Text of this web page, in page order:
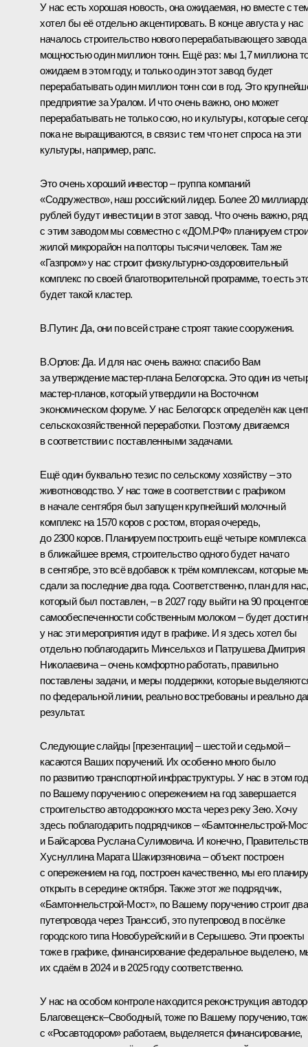
У нас есть хорошая новость, она ожидаемая, но вместе с
хотел бы её отдельно акцентировать. В конце августа у нас
началось строительство нового перерабатывающего завода
мощностью один миллион тонн. Ещё раз: мы 1,7 миллиона
ожидаем в этом году, и только один этот завод будет
перерабатывать один миллион тонн сои в год. Это
предприятие за Уралом. И что очень важно, оно может
перерабатывать не только сою, но и культуры, которые
пока не выращиваются, в связи с тем что нет спроса на эти
культуры, например, рапс.
Это очень хороший инвестор – группа компаний
«Содружество», наш российский лидер. Более 20
рублей будут инвестиции в этот завод. Что очень важно,
с этим заводом мы совместно с «ДОМ.РФ» планируем
жилой микрорайон на полторы тысячи человек. Там же
«Газпром» у нас строит физкультурно-оздоровительный
комплекс по своей благотворительной программе, то есть
будет такой кластер.
В.Путин: Да, они по всей стране строят такие сооружения.
В.Орлов: Да. И для нас очень важно: спасибо Вам
за утверждение мастер-плана Белогорска. Это один из
мастер-планов, которыйутвердилина Восточном
экономическом форуме. У нас Белогорск определён как
сельскохозяйственной переработки. Поэтому двигаемся
в соответствии с поставленными задачами.
Ещё один буквально тезис по сельскому хозяйству – это
животноводство. У нас тоже в соответствии с графиком
в начале сентября был запущен крупнейший молочный
комплекс на 1570 коров с ростом, вторая очередь,
до 2300 коров. Планируем построить ещё четыре комплекса
в ближайшее время, строительство одного будет начато
в сентябре, это всё вдобавок к трём комплексам, которые
сдали за последние два года. Соответственно, план для нас,
который был поставлен, – в 2027 году выйти на 90
самообеспеченности собственным молоком – будет
у нас эти мероприятия идут в графике. И я здесь хотел бы
отдельно поблагодарить Минсельхоз и Патрушева Дмитрия
Николаевича – очень комфортно работать, правильно
поставлены задачи, и меры поддержки, которые
по федеральной линии, реально востребованы и реально
результат.
Следующие слайды [презентации] – шестой и седьмой –
касаются Ваших поручений. Их особенно много было
по развитию транспортной инфраструктуры. У нас в этом
по Вашему поручению с опережением на год завершается
строительство автодорожного моста через реку Зею. Хочу
здесь поблагодарить подрядчиков – «Бамтоннельстрой-
и Байсарова Руслана Сулимовича. И конечно,
Хуснуллина Марата Шакирзяновича – объект построен
с опережением на год, построен качественно, мы его
открыть в середине октября. Также этот же подрядчик,
«Бамтоннельстрой-Мост», по Вашему поручению строит два
путепровода через Транссиб, это путепровод в посёлке
городского типа Новобурейский и в Серышево. Эти проекты
тоже в графике, финансирование федеральное выделено,
их сдаём в 2024 и в 2025 году соответственно.
У нас на особом контроле находится реконструкция
Благовещенск–Свободный, тоже по Вашему поручению,
с «Росавтодором» работаем, выделяется финансирование,